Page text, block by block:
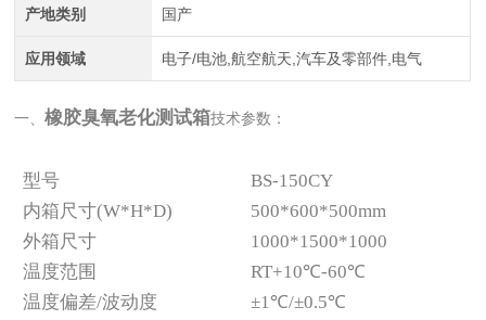
产地类别 国产
应用领域 电子/电池,航空航天,汽车及零部件,电气
一、橡胶臭氧老化测试箱技术参数：
型号
BS-150CY
内箱尺寸(W*H*D)
500*600*500mm
外箱尺寸
1000*1500*1000
温度范围
RT+10℃-60℃
温度偏差/波动度
±1℃/±0.5℃